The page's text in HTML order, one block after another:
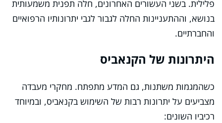
פלילית. בשני העשורים האחרונים, חלה תפנית משמעותית
בנושא, וההתעניינות החלה לגבור לגבי יתרונותיו הרפואיים
והחברתיים.
היתרונות של הקנאביס
כשהמגמות משתנות, גם המדע מתפתח. מחקרי מעבדה
מצביעים על יתרונות רבות של השימוש בקנאביס, ובמיוחד
רכיביו השונים: